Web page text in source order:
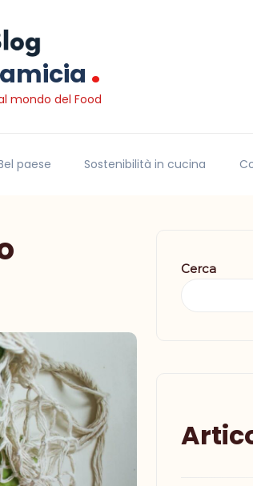
.
mondo del Food
paese Sostenibilità in cucina
Cerca